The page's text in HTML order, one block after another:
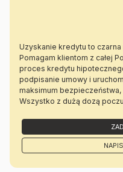
pośrednictwa: Dariusz Sadurski
Oferta wysłana z systemu
Uzyskanie kredytu to czarna
Pomagam klientom z całej
proces kredytu
podpisanie umowy i
maksimum bezpieczeństwa,
Wszystko z dużą dozą